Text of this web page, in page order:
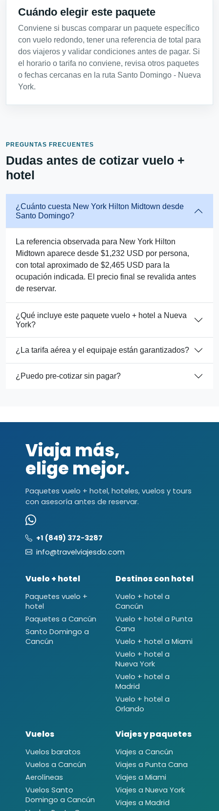
Cuándo elegir este paquete
Conviene si buscas comparar un paquete específico
con vuelo redondo, tener una referencia de total para
dos viajeros y validar condiciones antes de pagar. Si
el horario o tarifa no conviene, revisa otros paquetes
o fechas cercanas en la ruta Santo Domingo - Nueva
York.
PREGUNTAS FRECUENTES
Dudas antes de cotizar vuelo +
hotel
¿Cuánto cuesta New York Hilton Midtown desde
Santo Domingo?
La referencia observada para New York Hilton
Midtown aparece desde $1,232 USD por persona,
con total aproximado de $2,465 USD para la
ocupación indicada. El precio final se revalida antes
de reservar.
¿Qué incluye este paquete vuelo + hotel a Nueva
York?
¿La tarifa aérea y el equipaje están garantizados?
¿Puedo pre-cotizar sin pagar?
Viaja más,
elige mejor.
Paquetes vuelo + hotel, hoteles, vuelos y tours
con asesoría antes de reservar.
+1 (849) 372-3287
info@travelviajesdo.com
Vuelo + hotel
Paquetes vuelo +
hotel
Paquetes a Cancún
Santo Domingo a
Cancún
Destinos con hotel
Vuelo + hotel a
Cancún
Vuelo + hotel a Punta
Cana
Vuelo + hotel a Miami
Vuelo + hotel a
Nueva York
Vuelo + hotel a
Madrid
Vuelo + hotel a
Orlando
Vuelos
Vuelos baratos
Vuelos a Cancún
Aerolíneas
Vuelos Santo
Domingo a Cancún
Viajes y paquetes
Viajes a Cancún
Viajes a Punta Cana
Viajes a Miami
Viajes a Nueva York
Viajes a Madrid